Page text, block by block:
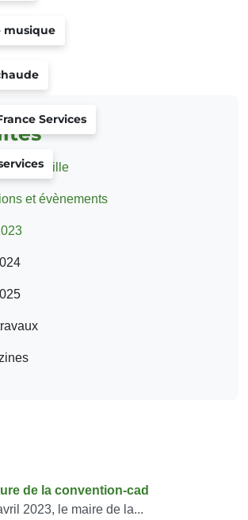
musique
Services
de la ville
et évènements
également
de la convention-cad
2023, le maire de la...